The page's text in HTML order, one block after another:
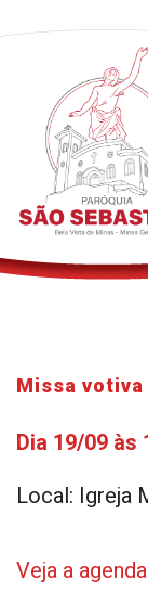
Missa votiva
Dia 19/09 às
Local: Igreja
Veja a